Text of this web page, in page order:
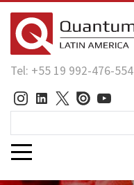
Tel: +55 19 992-476-554